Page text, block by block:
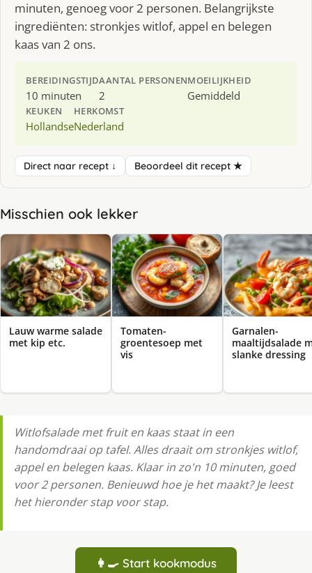
minuten, genoeg voor 2 personen. Belangrijkste
ingrediënten: stronkjes witlof, appel en belegen
kaas van 2 ons.
BEREIDINGSTIJD
10 minuten
AANTAL PERSONEN
2
MOEILIJKHEID
Gemiddeld
KEUKEN
Hollandse
HERKOMST
Nederland
Direct naar recept ↓ Beoordeel dit recept ★
Misschien ook lekker
Lauw warme salade
met kip etc.
Tomaten-
groentesoep met
vis
Garnalen-
maaltijdsalade
slanke dressing
Witlofsalade met fruit en kaas staat in een
handomdraai op tafel. Alles draait om stronkjes witlof,
appel en belegen kaas. Klaar in zo'n 10 minuten, goed
voor 2 personen. Benieuwd hoe je het maakt? Je leest
het hieronder stap voor stap.
👩‍🍳 Start kookmodus